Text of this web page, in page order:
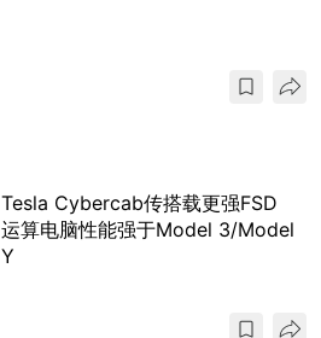
Tesla Cybercab传搭载更强FSD
运算电脑性能强于Model 3/Model
Y